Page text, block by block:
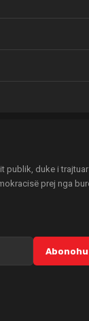
publik, duke i
prej nga
Abonohu